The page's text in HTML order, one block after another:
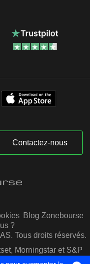
Contactez-nous
Blog Zonebourse
?
Tous droits réservés.
Morningstar et S&P